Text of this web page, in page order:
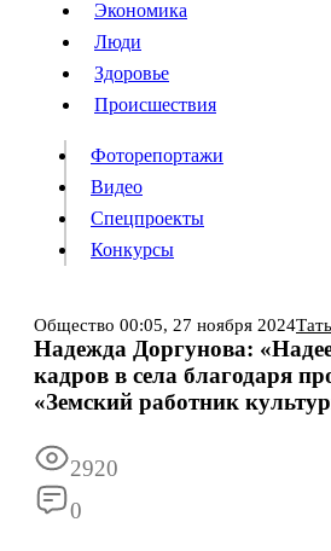
Власть
Происшествия
Видео
Конкурсы
Информация Подписка Реклама Все
Экономика
Люди
Здоровье
Происшествия
Фоторепортажи
Видео
Спецпроекты
Конкурсы
Общество 00:05, 27 ноября 2024
Надежда Доргунова:
кадров в села благодаря
«Земский работник
2920
0